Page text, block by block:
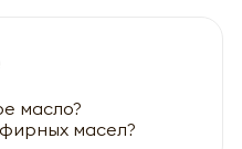
масло?
масел?